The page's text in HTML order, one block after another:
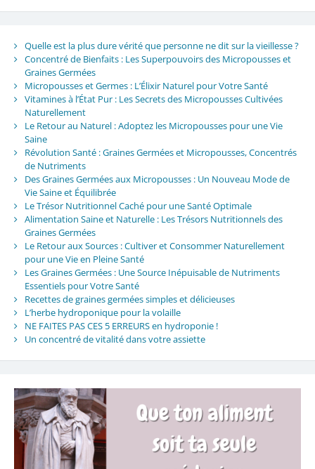
Quelle est la plus dure vérité que personne ne dit sur la vieillesse ?
Concentré de Bienfaits : Les Superpouvoirs des Micropousses et
Graines Germées
Micropousses et Germes : L’Élixir Naturel pour Votre Santé
Vitamines à l’État Pur : Les Secrets des Micropousses Cultivées
Naturellement
Le Retour au Naturel : Adoptez les Micropousses pour une Vie
Saine
Révolution Santé : Graines Germées et Micropousses, Concentrés
de Nutriments
Des Graines Germées aux Micropousses : Un Nouveau Mode de
Vie Saine et Équilibrée
Le Trésor Nutritionnel Caché pour une Santé Optimale
Alimentation Saine et Naturelle : Les Trésors Nutritionnels des
Graines Germées
Le Retour aux Sources : Cultiver et Consommer Naturellement
pour une Vie en Pleine Santé
Les Graines Germées : Une Source Inépuisable de Nutriments
Essentiels pour Votre Santé
Recettes de graines germées simples et délicieuses
L’herbe hydroponique pour la volaille
NE FAITES PAS CES 5 ERREURS en hydroponie !
Un concentré de vitalité dans votre assiette